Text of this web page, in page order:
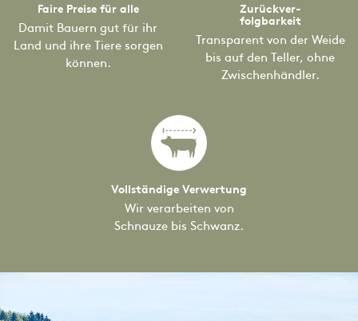
Faire Preise für alle
Damit Bauern gut für ihr
Land und ihre Tiere sorgen
können.
Zurückver-
folgbarkeit
Transparent von der Weide
bis auf den Teller, ohne
Zwischenhändler.
Vollständige Verwertung
Wir verarbeiten von
Schnauze bis Schwanz.